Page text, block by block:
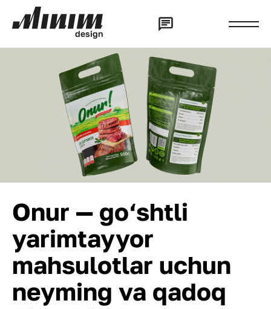
design
Onur — go‘shtli
yarimtayyor
mahsulotlar uchun
neyming va qadoq